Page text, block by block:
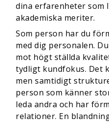
dina erfarenheter som
akademiska meriter.
Som person har du
med dig personalen.
mot högt ställda
tydligt kundfokus. Det
men samtidigt
person som känner
leda andra och har
relationer. En